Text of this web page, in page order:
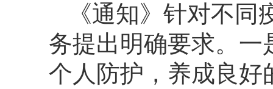
《通知》针对不
务提出明确要求。
个人防护，养成良好